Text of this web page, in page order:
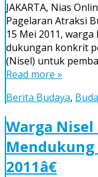
JAKARTA, Nias
Pagelaran Atraksi
15 Mei 2011,
dukungan konkrit
(Nisel) untuk
Read more »
Berita Budaya,
Warga
2011â€